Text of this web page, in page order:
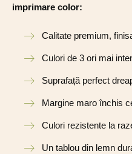
imprimare color:
Calitate premium,
Culori de 3 ori mai
Suprafață perfect
Margine maro închis
Culori rezistente la
Un tablou din lemn